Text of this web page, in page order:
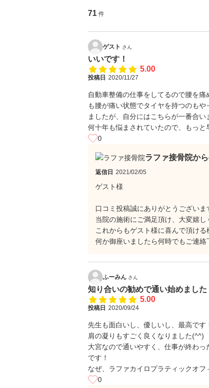
71 件
ゲスト さん
いいです！
5.00
投稿日 2020/11/27
自動車整備の仕事をしてるので腰を
も腰が痛い状態でタイヤを持つのも
ましたが、自分にはこちらが一番合
何十年も悩まされていたので、もっと
0
ラファ接骨院か
返信日 2021/02/05
ゲスト様
口コミ投稿誠にありがとうございま
当院の施術にご満足頂け、大変嬉し
これからもゲスト様に喜んで頂ける
何か御座いましたら何時でもご連絡
ふーみん さん
知り合いの勧めで通い始めました
5.00
投稿日 2020/09/24
先生も面白いし、優しいし、最高です
肩の凝りもすごく良くなりました(^^)
大宮なので通いやすく、仕事が終わ
です！
なぜ、ラファカイロプラティックオ
0